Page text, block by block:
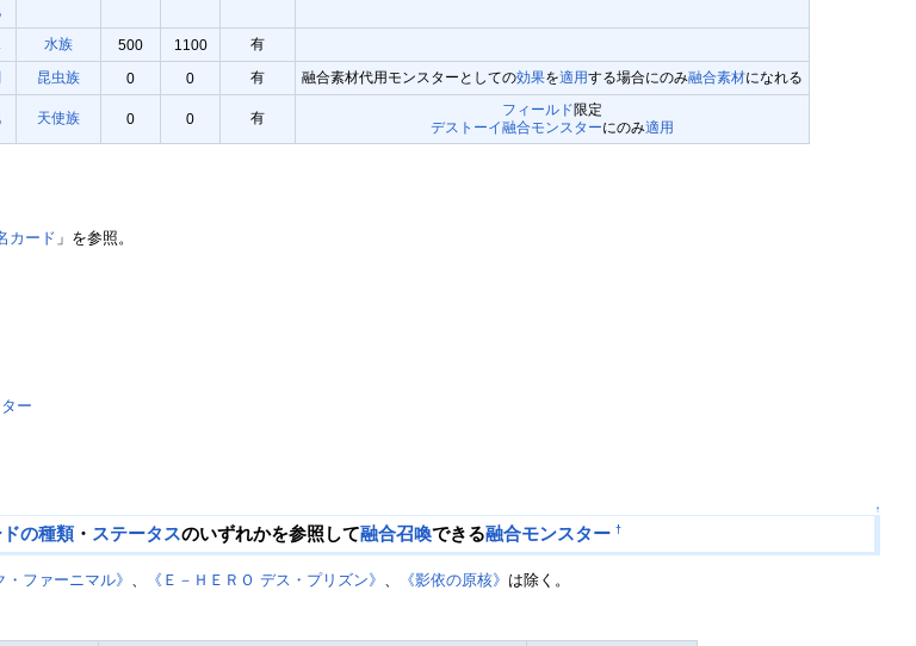
水族 500 1100 有
昆虫族 0 0 有 融合素材代用モンスターとしての効果を適用する場合にのみ融合素材になれる
天使族 0 0 有
フィールド限定
デストーイ融合モンスターにのみ適用
カード 」を参照。
ー
↑
ドの種類・ ステータスのいずれかを参照して融合召喚できる融合モンスター †
・ファーニマル》 、 《Ｅ－ＨＥＲＯ デス・プリズン》 、 《影依の原核》 は除く。